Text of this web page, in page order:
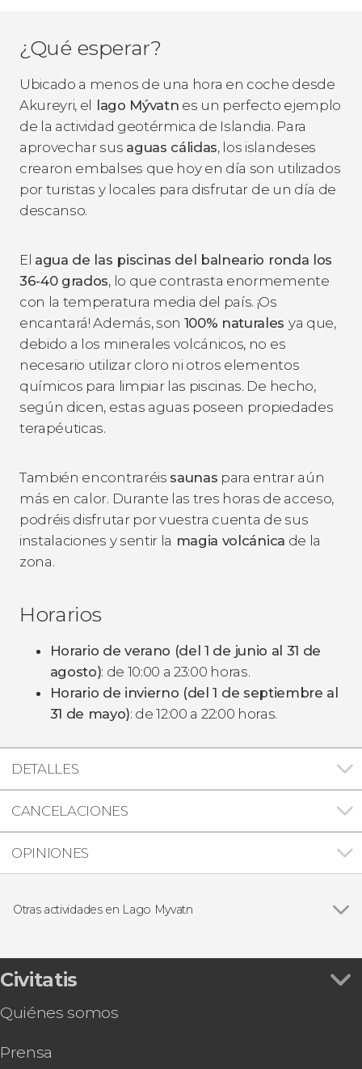
¿Qué esperar?
Ubicado a menos de una hora en coche desde
Akureyri, el lago Mývatn es un perfecto ejemplo
de la actividad geotérmica de Islandia. Para
aprovechar sus aguas cálidas, los islandeses
crearon embalses que hoy en día son utilizados
por turistas y locales para disfrutar de un día de
descanso.
El agua de las piscinas del balneario ronda los
36-40 grados, lo que contrasta enormemente
con la temperatura media del país. ¡Os
encantará! Además, son 100% naturales ya que,
debido a los minerales volcánicos, no es
necesario utilizar cloro ni otros elementos
químicos para limpiar las piscinas. De hecho,
según dicen, estas aguas poseen propiedades
terapéuticas.
También encontraréis saunas para entrar aún
más en calor. Durante las tres horas de acceso,
podréis disfrutar por vuestra cuenta de sus
instalaciones y sentir la magia volcánica de la
zona.
Horarios
Horario de verano (del 1 de junio al 31 de
agosto): de 10:00 a 23:00 horas.
Horario de invierno (del 1 de septiembre al
31 de mayo): de 12:00 a 22:00 horas.
DETALLES
CANCELACIONES
OPINIONES
Otras actividades en Lago Myvatn
Civitatis
Quiénes somos
Prensa